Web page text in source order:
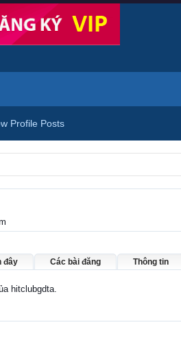
đây Các bài đăng Thông tin
hitclubgdta.
Profile Posts